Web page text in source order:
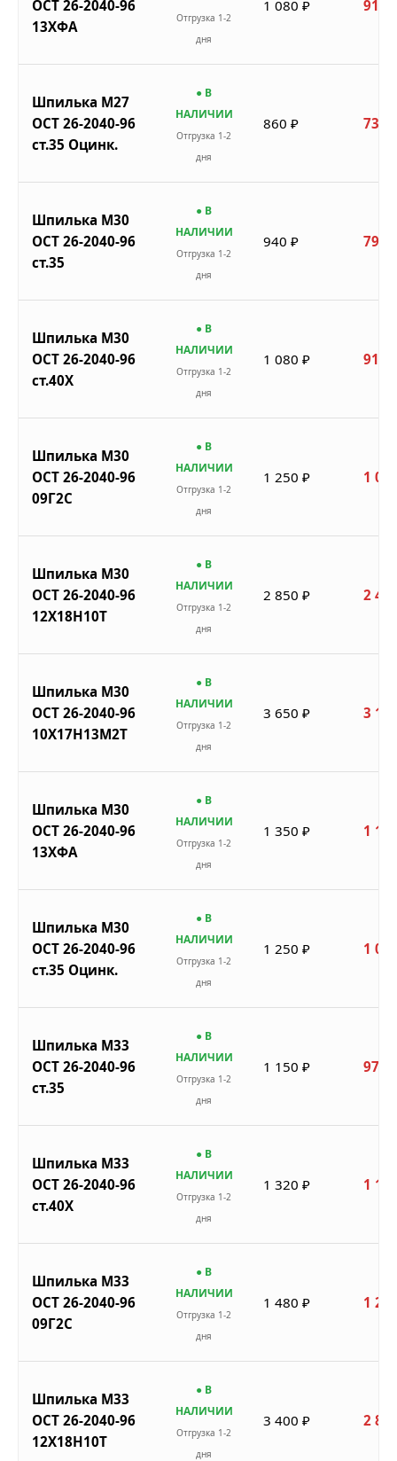
ОСТ 26-2040-96
13ХФА
Отгрузка 1-2
дня
1 080 ₽ 918
Шпилька М27
ОСТ 26-2040-96
ст.35 Оцинк.
● В
НАЛИЧИИ
Отгрузка 1-2
дня
860 ₽ 731
Шпилька М30
ОСТ 26-2040-96
ст.35
● В
НАЛИЧИИ
Отгрузка 1-2
дня
940 ₽ 799
Шпилька М30
ОСТ 26-2040-96
ст.40Х
● В
НАЛИЧИИ
Отгрузка 1-2
дня
1 080 ₽ 918
Шпилька М30
ОСТ 26-2040-96
09Г2С
● В
НАЛИЧИИ
Отгрузка 1-2
дня
1 250 ₽ 1
Шпилька М30
ОСТ 26-2040-96
12Х18Н10Т
● В
НАЛИЧИИ
Отгрузка 1-2
дня
2 850 ₽ 2
Шпилька М30
ОСТ 26-2040-96
10Х17Н13М2Т
● В
НАЛИЧИИ
Отгрузка 1-2
дня
3 650 ₽ 3
Шпилька М30
ОСТ 26-2040-96
13ХФА
● В
НАЛИЧИИ
Отгрузка 1-2
дня
1 350 ₽ 1
Шпилька М30
ОСТ 26-2040-96
ст.35 Оцинк.
● В
НАЛИЧИИ
Отгрузка 1-2
дня
1 250 ₽ 1
Шпилька М33
ОСТ 26-2040-96
ст.35
● В
НАЛИЧИИ
Отгрузка 1-2
дня
1 150 ₽ 978
Шпилька М33
ОСТ 26-2040-96
ст.40Х
● В
НАЛИЧИИ
Отгрузка 1-2
дня
1 320 ₽ 1
Шпилька М33
ОСТ 26-2040-96
09Г2С
● В
НАЛИЧИИ
Отгрузка 1-2
дня
1 480 ₽ 1
Шпилька М33
ОСТ 26-2040-96
12Х18Н10Т
● В
НАЛИЧИИ
Отгрузка 1-2
дня
3 400 ₽ 2